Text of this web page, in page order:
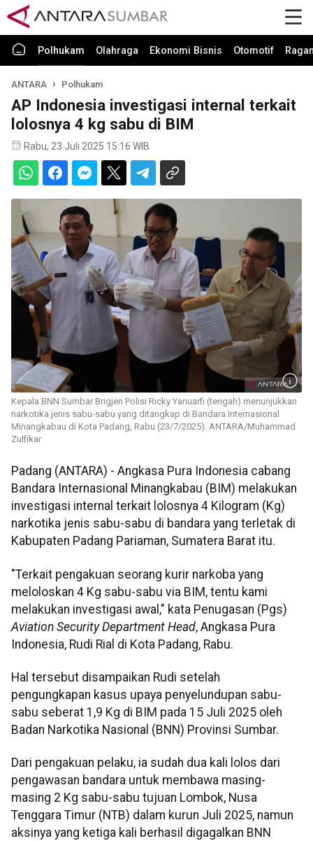
Polhukam Olahraga Ekonomi Bisnis Otomotif
ANTARA Polhukam
AP Indonesia investigasi internal terkait
lolosnya 4 kg sabu di BIM
Rabu, 23 Juli 2025 15:16 WIB
Kepala BNN Sumbar Brigjen Polisi Ricky Yanuarfi (tengah) menunjukkan
narkotika jenis sabu-sabu yang ditangkap di Bandara Internasional
Minangkabau di Kota Padang, Rabu (23/7/2025). ANTARA/Muhammad
Zulfikar
Padang (ANTARA) - Angkasa Pura Indonesia cabang
Bandara Internasional Minangkabau (BIM) melakukan
investigasi internal terkait lolosnya 4 Kilogram (Kg)
narkotika jenis sabu-sabu di bandara yang terletak di
Kabupaten Padang Pariaman, Sumatera Barat itu.
"Terkait pengakuan seorang kurir narkoba yang
meloloskan 4 Kg sabu-sabu via BIM, tentu kami
melakukan investigasi awal," kata Penugasan (Pgs)
Aviation Security Department Head, Angkasa Pura
Indonesia, Rudi Rial di Kota Padang, Rabu.
Hal tersebut disampaikan Rudi setelah
pengungkapan kasus upaya penyelundupan sabu-
sabu seberat 1,9 Kg di BIM pada 15 Juli 2025 oleh
Badan Narkotika Nasional (BNN) Provinsi Sumbar.
Dari pengakuan pelaku, ia sudah dua kali lolos dari
pengawasan bandara untuk membawa masing-
masing 2 Kg sabu-sabu tujuan Lombok, Nusa
Tenggara Timur (NTB) dalam kurun Juli 2025, namun
aksinya yang ketiga kali berhasil digagalkan BNN